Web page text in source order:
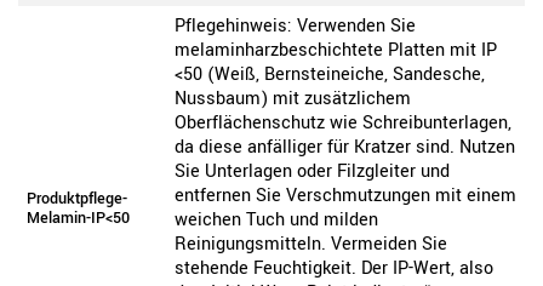
Produktpflege-
Melamin-IP<50
Pflegehinweis: Verwenden Sie
melaminharzbeschichtete Platten mit IP
<50 (Weiß, Bernsteineiche, Sandesche,
Nussbaum) mit zusätzlichem
Oberflächenschutz wie Schreibunterlagen,
da diese anfälliger für Kratzer sind. Nutzen
Sie Unterlagen oder Filzgleiter und
entfernen Sie Verschmutzungen mit einem
weichen Tuch und milden
Reinigungsmitteln. Vermeiden Sie
stehende Feuchtigkeit. Der IP-Wert, also